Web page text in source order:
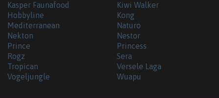
Kasper Faunafood
Hobbyline
Kiwi Walker
Kong
Mediterranean
Naturo
Nekton
Nestor
Prince
Princess
Rogz
Sera
Tropican
Versele Laga
Vogeljungle
Wuapu